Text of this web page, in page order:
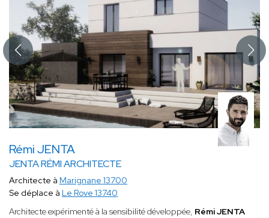
Rémi JENTA
JENTA RÉMI ARCHITECTE
Architecte à Marignane 13700
Se déplace à Le Rove 13740
Architecte expérimenté à la sensibilité développée, Rémi JENTA